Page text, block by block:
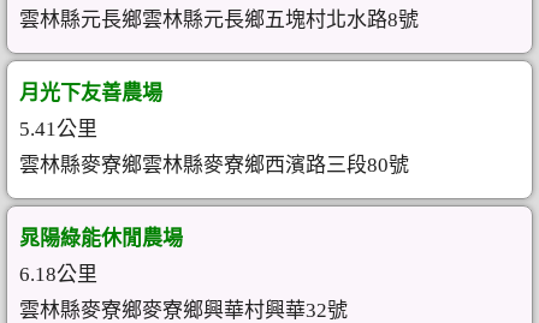
雲林縣元長鄉雲林縣元長鄉五塊村北水路8號
月光下友善農場
5.41公里
雲林縣麥寮鄉雲林縣麥寮鄉西濱路三段80號
晁陽綠能休閒農場
6.18公里
雲林縣麥寮鄉麥寮鄉興華村興華32號